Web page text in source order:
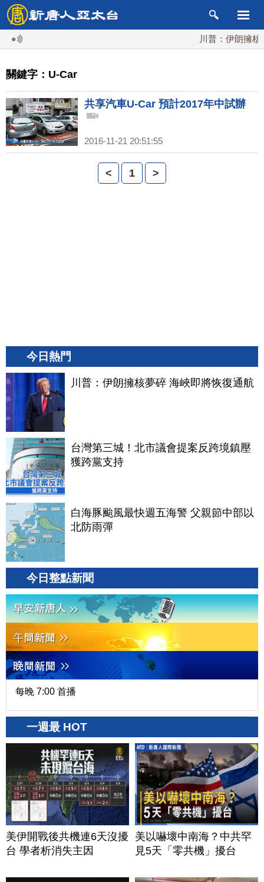
川普：伊朗擁核
關鍵字：U-Car
共享汽車U-Car 預計2017年中試辦
2016-11-21 20:51:55
< 1 >
今日熱門
川普：伊朗擁核夢碎 海峽即將恢復通航
台灣第三城！北市議會提案反跨境鎮壓
獲跨黨支持
白海豚颱風最快週五海警 父親節中部以
北防雨彈
今日整點新聞
每晚 7:00 首播
一週最 HOT
美伊開戰後共機連6天沒擾
台 學者析消失主因
美以嚇壞中南海？中共罕
見5天「零共機」擾台